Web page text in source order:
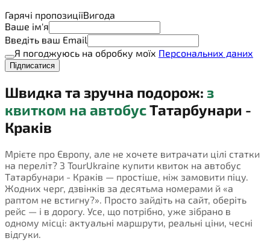
Гарячі пропозиціїВигода
Ваше ім'я
Введіть ваш Email
Я погоджуюсь на обробку моїх Персональних даних
Підписатися
Швидка та зручна подорож: з
квитком на автобусТатарбунари -
Краків
Мрієте про Європу, але не хочете витрачати цілі статки
на переліт? З TourUkraine купити квиток на автобус
Татарбунари - Краків — простіше, ніж замовити піцу.
Жодних черг, дзвінків за десятьма номерами й «а
раптом не встигну?». Просто зайдіть на сайт, оберіть
рейс — і в дорогу. Усе, що потрібно, уже зібрано в
одному місці: актуальні маршрути, реальні ціни, чесні
відгуки.